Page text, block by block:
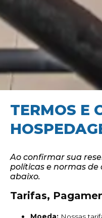
TERMOS E
Ao confirmar sua
políticas e normas
abaixo.
Tarifas,